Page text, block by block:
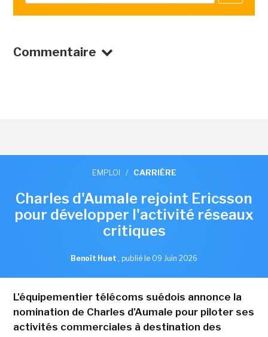
Commentaire
EMPLOI / CARRIÈRE
Charles d'Aumale rejoint Ericsson
pour développer l'activité réseaux
critiques
Benoît Huet , publié le 09 Juin 2026
L'équipementier télécoms suédois annonce la
nomination de Charles d'Aumale pour piloter ses
activités commerciales à destination des